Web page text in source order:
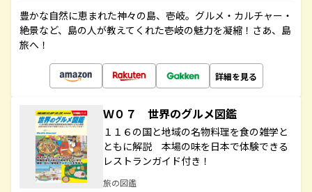
豊かな自然に恵まれた神々の島、壱岐。グルメ・カルチャー・
絶景など、島の人が教えてくれた壱岐の魅力を凝縮！さあ、島
旅へ！
詳細を見る
Ｗ０７ 世界のグルメ図鑑
１１６の国と地域の名物料理を食の雑学と
ともに解説 本場の味を日本で体験できる
レストランガイド付き！
旅の図鑑